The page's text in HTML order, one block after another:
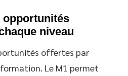
opportunités
niveau
offertes par
Le M1 permet